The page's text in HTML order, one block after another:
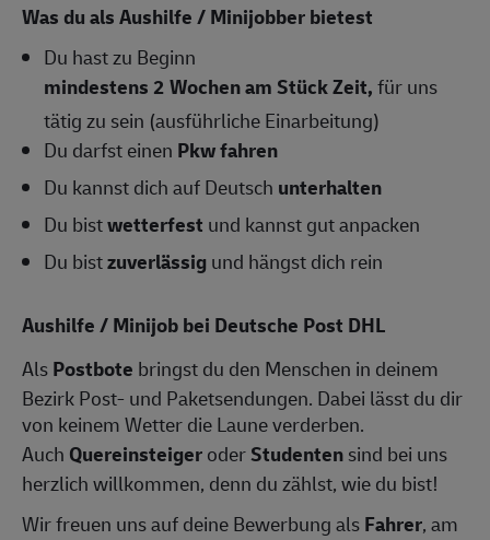
Was du als Aushilfe / Minijobber bietest
Du hast zu Beginn
mindestens 2 Wochen am Stück Zeit,für uns
tätig zu sein (ausführliche Einarbeitung)
Du darfst einen Pkw fahren
Du kannst dich auf Deutsch unterhalten
Du bistwetterfest und kannst gut anpacken
Du bistzuverlässigund hängst dich rein
Aushilfe / Minijob bei Deutsche Post DHL
AlsPostbote bringst du den Menschen in deinem
Bezirk Post- und Paketsendungen. Dabei lässt du dir
von keinem Wetter die Laune verderben.
Auch QuereinsteigeroderStudentensind bei uns
herzlich willkommen, denn du zählst, wie du bist!
Wir freuen uns auf deine Bewerbung alsFahrer, am